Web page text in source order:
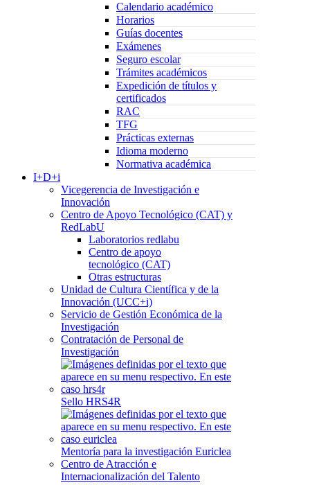
Calendario académico
Horarios
Guías docentes
Exámenes
Seguro escolar
Trámites académicos
Expedición de títulos y
certificados
RAC
TFG
Prácticas externas
Idioma moderno
Normativa académica
I+D+i
Vicegerencia de Investigación e
Innovación
Centro de Apoyo Tecnológico (CAT) y
RedLabU
Laboratorios redlabu
Centro de apoyo
tecnológico (CAT)
Otras estructuras
Unidad de Cultura Científica y de la
Innovación (UCC+i)
Servicio de Gestión Económica de la
Investigación
Contratación de Personal de
Investigación
Sello HRS4R
Mentoría para la investigación Euriclea
Centro de Atracción e
Internacionalización del Talento